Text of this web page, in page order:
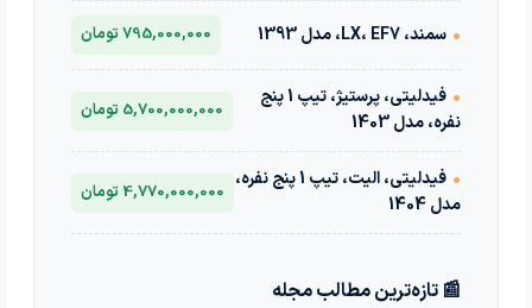
• سمند، LX، EF7، مدل 1393 795,000,000 تومان
•
فیدلیتی، پرستیژ، تیپ 1 پنج
نفره، مدل 1403
5,700,000,000 تومان
•
فیدلیتی، الیت، تیپ 1 پنج نفره،
مدل 1404
4,770,000,000 تومان
📰 تازه‌ترین مطالب مجله